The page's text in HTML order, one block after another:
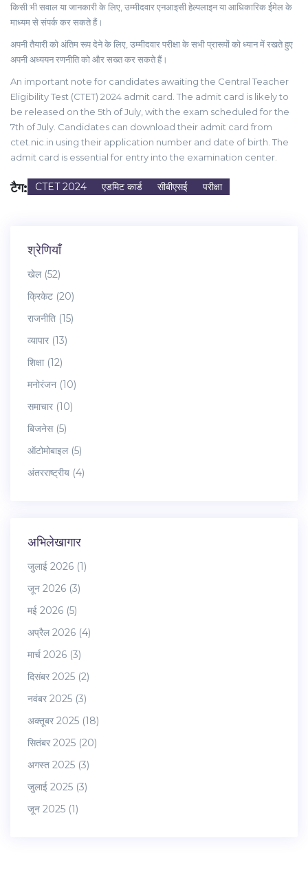
किसी भी सवाल या जानकारी के लिए, उम्मीदवार एनआइसी हेल्पलाइन या आधिकारिक ईमेल के
माध्यम से संपर्क कर सकते हैं।
अपनी तैयारी को अंतिम रूप देने के लिए, उम्मीदवार परीक्षा के सभी प्रारूपों को ध्यान में रखते हुए
अपनी अध्ययन रणनीति को और सख्त कर सकते हैं।
An important note for candidates awaiting the Central Teacher
Eligibility Test (CTET) 2024 admit card. The admit card is likely to
be released on the 5th of July, with the exam scheduled for the
7th of July. Candidates can download their admit card from
ctet.nic.in using their application number and date of birth. The
admit card is essential for entry into the examination center.
टैग: CTET 2024 एडमिट कार्ड सीबीएसई परीक्षा
श्रेणियाँ
खेल (52)
क्रिकेट (20)
राजनीति (15)
व्यापार (13)
शिक्षा (12)
मनोरंजन (10)
समाचार (10)
बिजनेस (5)
ऑटोमोबाइल (5)
अंतरराष्ट्रीय (4)
अभिलेखागार
जुलाई 2026 (1)
जून 2026 (3)
मई 2026 (5)
अप्रैल 2026 (4)
मार्च 2026 (3)
दिसंबर 2025 (2)
नवंबर 2025 (3)
अक्तूबर 2025 (18)
सितंबर 2025 (20)
अगस्त 2025 (3)
जुलाई 2025 (3)
जून 2025 (1)